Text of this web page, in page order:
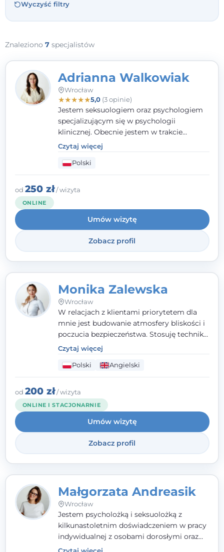
Wyczyść filtry
Znaleziono 7 specjalistów
Adrianna Walkowiak
Wrocław
★★★★★5,0(3 opinie)
Jestem seksuologiem oraz psychologiem
specjalizującym się w psychologii
klinicznej. Obecnie jestem w trakcie
szkolenia na psychoterapeutę
systemowego. Posiadam status członka
nadzwyczajnego Wielkopolskiego
TowarzystwaTerapii Systemowejoraz
należę do Polskiego Towarzystwa
pierwszym miejscu stawiam budowanie
atmosfery bezpieczeństwa i zrozumienia w
relacjach z Klientami. Istotna dla nie jest
również koncentracja na dostępnych
zasobach.
Czytaj więcej
Polski
od 250 zł/ wizyta
ONLINE
Umów wizytę
Zobacz profil
Monika Zalewska
Wrocław
W relacjach z klientami priorytetem dla
mnie jest budowanie atmosfery bliskości i
poczucia bezpieczeństwa. Stosuję techniki
poznawczo-behawioralne oraz metody,
które koncentrują się na rozwiązaniach
(TSR). Te polegają na osiąganiu
zamierzonych celów (doprowadzeniu do
rozwiązania trudnych sytuacji) poprzez
identyfikowanie i wzmacnianie zasobów
oraz mocnych stron klienta. W swojej
pracy korzystam także z metod dialogu
motywacyjnego itreningu uważności.
Czytaj więcej
Polski Angielski
od 200 zł/ wizyta
ONLINE I STACJONARNIE
Umów wizytę
Zobacz profil
Małgorzata Andreasik
Wrocław
Jestem psycholożką i seksuolożką z
kilkunastoletnim doświadczeniem w pracy
indywidualnej z osobami dorosłymi oraz
parami. Specjalizuję się w obszarze zdrowia